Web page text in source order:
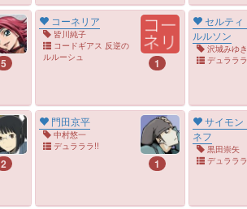
5
コーネリア
皆川純子
コードギアス 反逆の
ルルーシュ
1
セルティ
ルルソン
沢城みゆき
デュララ
2
門田京平
中村悠一
デュラララ!!
1
サイモン
ネフ
黒田崇矢
デュララ